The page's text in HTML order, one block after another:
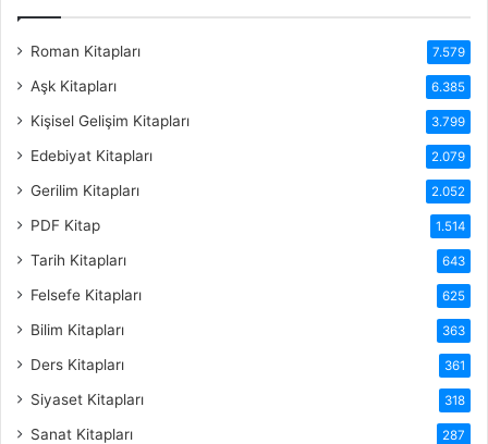
Roman Kitapları 7.579
Aşk Kitapları 6.385
Kişisel Gelişim Kitapları 3.799
Edebiyat Kitapları 2.079
Gerilim Kitapları 2.052
PDF Kitap 1.514
Tarih Kitapları 643
Felsefe Kitapları 625
Bilim Kitapları 363
Ders Kitapları 361
Siyaset Kitapları 318
Sanat Kitapları 287